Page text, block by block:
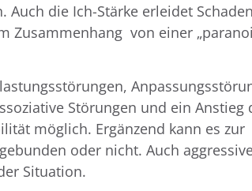
die Ich-Stärke erleidet
Zusammenhang von einer
Störungen und ein Anstieg
möglich. Ergänzend kann es zur
oder nicht. Auch
Situation.